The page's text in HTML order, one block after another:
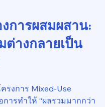
การผสมผสาน:
ต่างกลายเป็น
รงการ Mixed-Use
ารทำให้ “ผลรวมมากกว่า